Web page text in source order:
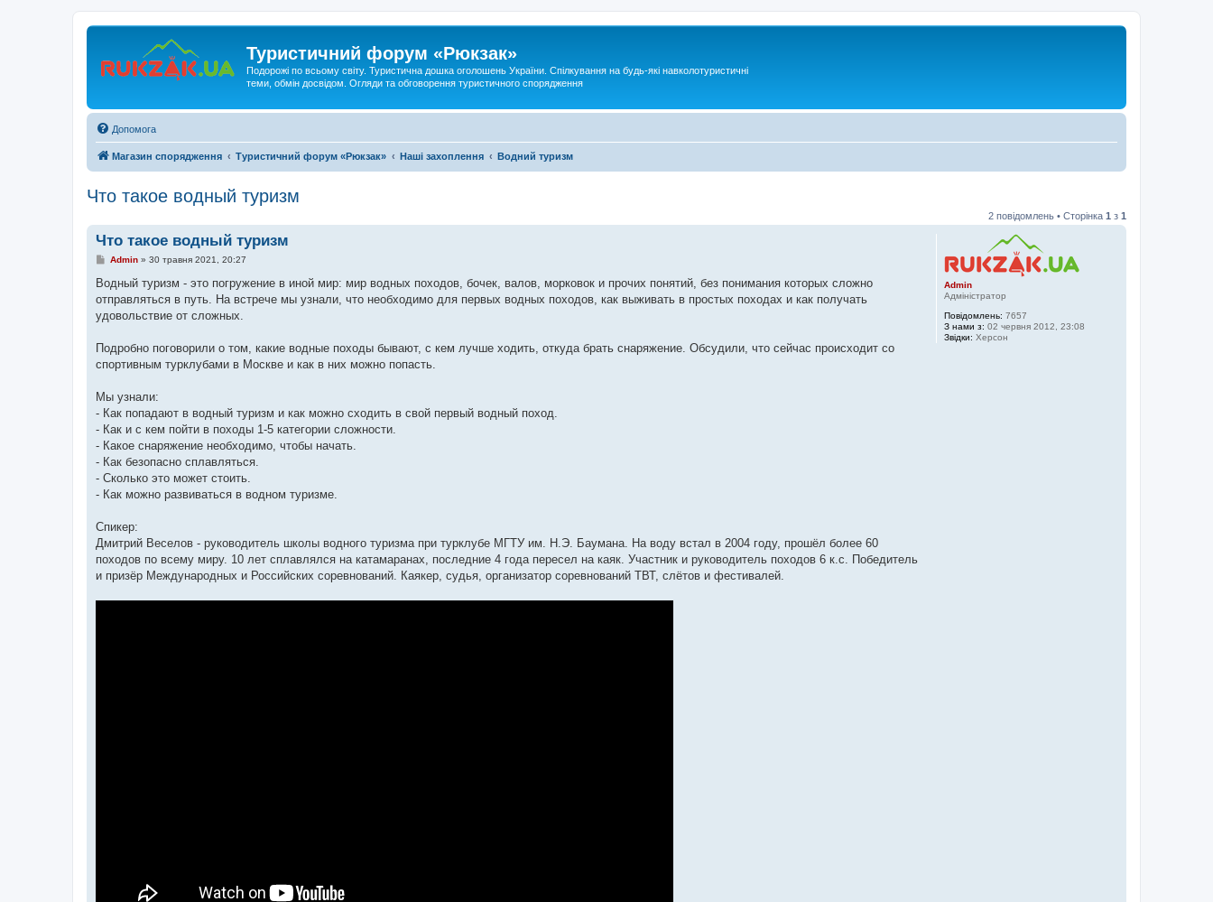
Туристичний форум «Рюкзак»
Подорожі по всьому світу. Туристична дошка оголошень України. Спілкування на будь-які навколотуристичні
теми, обмін досвідом. Огляди та обговорення туристичного спорядження
Допомога
Магазин спорядження Туристичний форум «Рюкзак» Наші захоплення Водний туризм
Что такое водный туризм
2 повідомлень • Сторінка 1 з 1
Admin
Адміністратор
Повідомлень: 7657
З нами з: 02 червня 2012, 23:08
Звідки: Херсон
Что такое водный туризм
П
в
д
о
м
е
н
н
Admin» 30 травня 2021, 20:27
Водный туризм - это погружение в иной мир: мир водных походов, бочек, валов, морковок и прочих понятий, без понимания которых сложно
отправляться в путь. На встрече мы узнали, что необходимо для первых водных походов, как выживать в простых походах и как получать
удовольствие от сложных.
Подробно поговорили о том, какие водные походы бывают, с кем лучше ходить, откуда брать снаряжение. Обсудили, что сейчас происходит со
спортивным турклубами в Москве и как в них можно попасть.
Мы узнали:
- Как попадают в водный туризм и как можно сходить в свой первый водный поход.
- Как и с кем пойти в походы 1-5 категории сложности.
- Какое снаряжение необходимо, чтобы начать.
- Как безопасно сплавляться.
- Сколько это может стоить.
- Как можно развиваться в водном туризме.
Спикер:
Дмитрий Веселов - руководитель школы водного туризма при турклубе МГТУ им. Н.Э. Баумана. На воду встал в 2004 году, прошёл более 60
походов по всему миру. 10 лет сплавлялся на катамаранах, последние 4 года пересел на каяк. Участник и руководитель походов 6 к.с. Победитель
и призёр Международных и Российских соревнований. Каякер, судья, организатор соревнований ТВТ, слётов и фестивалей.